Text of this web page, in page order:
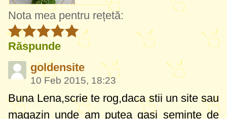
Nota mea pentru rețetă:
Răspunde
goldensite
10 Feb 2015, 18:23
Buna Lena,scrie te rog,daca stii un site sau
magazin unde am putea gasi seminte de